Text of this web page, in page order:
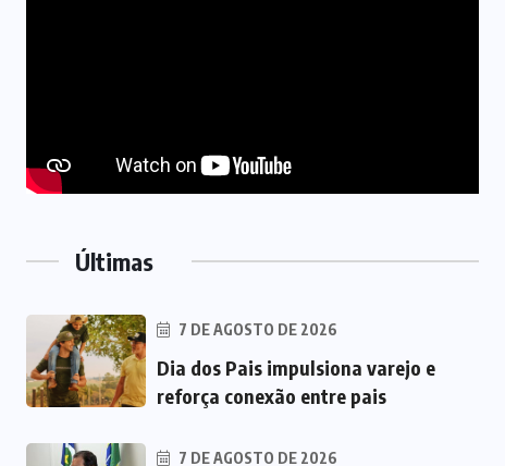
Últimas
7 DE AGOSTO DE 2026
Dia dos Pais impulsiona varejo e
reforça conexão entre pais
7 DE AGOSTO DE 2026